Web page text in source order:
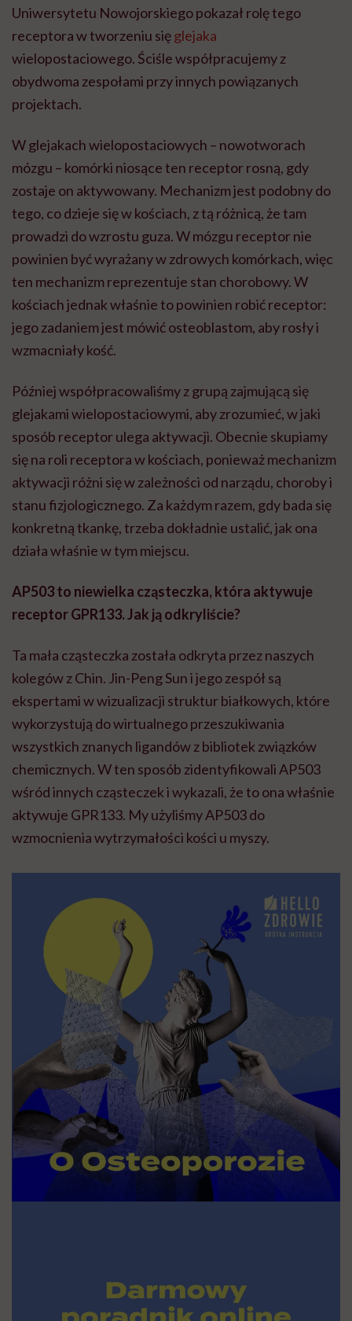
Uniwersytetu Nowojorskiego pokazał rolę tego
receptora w tworzeniu sięglejaka
wielopostaciowego. Ściśle współpracujemy z
obydwoma zespołami przy innych powiązanych
projektach.
W glejakach wielopostaciowych – nowotworach
mózgu – komórki niosące ten receptor rosną, gdy
zostaje on aktywowany. Mechanizm jest podobny do
tego, co dzieje się w kościach, z tą różnicą, że tam
prowadzi do wzrostu guza. W mózgu receptor nie
powinien być wyrażany w zdrowych komórkach, więc
ten mechanizm reprezentuje stan chorobowy. W
kościach jednak właśnie to powinien robić receptor:
jego zadaniem jest mówić osteoblastom, aby rosły i
wzmacniały kość.
Później współpracowaliśmy z grupą zajmującą się
glejakami wielopostaciowymi, aby zrozumieć, w jaki
sposób receptor ulega aktywacji. Obecnie skupiamy
się na roli receptora w kościach, ponieważ mechanizm
aktywacji różni się w zależności od narządu, choroby i
stanu fizjologicznego. Za każdym razem, gdy bada się
konkretną tkankę, trzeba dokładnie ustalić, jak ona
działa właśnie w tym miejscu.
AP503 to niewielka cząsteczka, która aktywuje
receptor GPR133. Jak ją odkryliście?
Ta mała cząsteczka została odkryta przez naszych
kolegów z Chin. Jin-Peng Sun i jego zespół są
ekspertami w wizualizacji struktur białkowych, które
wykorzystują do wirtualnego przeszukiwania
wszystkich znanych ligandów z bibliotek związków
chemicznych. W ten sposób zidentyfikowali AP503
wśród innych cząsteczek i wykazali, że to ona właśnie
aktywuje GPR133. My użyliśmy AP503 do
wzmocnienia wytrzymałości kości u myszy.